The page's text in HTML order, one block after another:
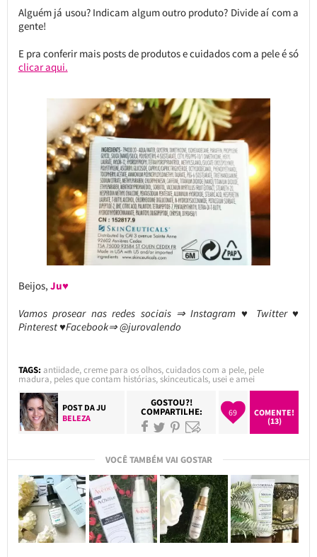
Alguém já usou? Indicam algum outro produto? Divide aí com a
gente!
E pra conferir mais posts de produtos e cuidados com a pele é só
clicar aqui.
Beijos, Ju♥
Vamos prosear nas redes sociais ⇒ Instagram ♥ Twitter ♥
Pinterest ♥Facebook⇒ @jurovalendo
TAGS: antiidade,creme para os olhos,cuidados com a pele, pele
madura, peles que contam histórias,skinceuticals, usei e amei
POST DAJU
BELEZA
GOSTOU?!
COMPARTILHE: 69
COMENTE!
(13)
VOCÊ TAMBÉM VAI GOSTAR